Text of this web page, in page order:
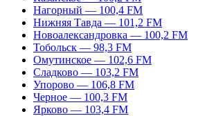
Нагорный — 100,4 FM
Нижняя Тавда — 101,2 FM
Новоалександровка — 100,2 FM
Тобольск — 98,3 FM
Омутинское — 102,6 FM
Сладково — 103,2 FM
Упорово — 106,8 FM
Черное — 100,3 FM
Ярково — 103,4 FM